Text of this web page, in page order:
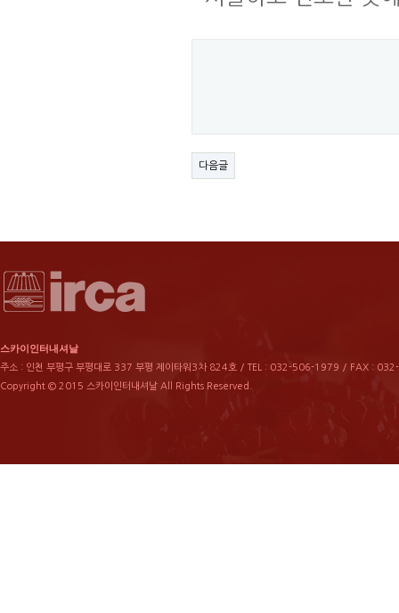
다음글
스카이인터내셔날
주소 : 인천 부평구 부평대로 337 부평 제이타워3차 824호 / TEL : 032-506-1979 / FAX :
Copyright © 2015 스카이인터내셔날 All Rights Reserved.